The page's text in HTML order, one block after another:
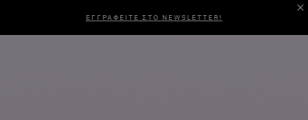
ΕΓΓΡΑΦΕΙΤΕ ΣΤΟ NEWSLETTER!